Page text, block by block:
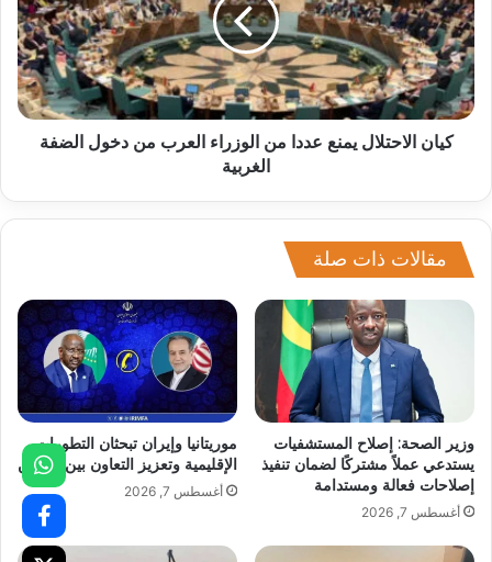
كيان الاحتلال يمنع عددا من الوزراء العرب من دخول الضفة
الغربية
مقالات ذات صلة
وزير الصحة: إصلاح المستشفيات
يستدعي عملاً مشتركًا لضمان تنفيذ
إصلاحات فعالة ومستدامة
أغسطس 7, 2026
موريتانيا وإيران تبحثان التطورات
الإقليمية وتعزيز التعاون بين البلدين
أغسطس 7, 2026